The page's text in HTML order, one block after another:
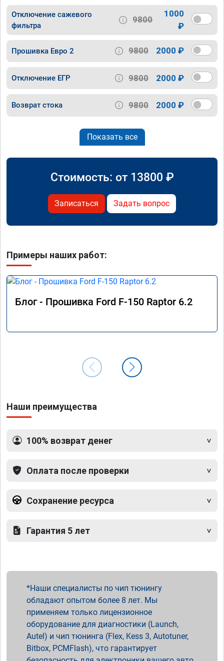
Отключение сажевого
фильтра
9800
1000
₽
Прошивка Евро 2 9800 2000 ₽
Отключение ЕГР 9800 2000 ₽
Возврат стока 9800 2000 ₽
Показать все
Стоимость: от 13800 ₽
Записаться Задать вопрос
Примеры наших работ:
Блог - Прошивка Ford F-150 Raptor 6.2
Наши преимущества
100% возврат денег
Оплата после проверки
Сохранение ресурса
Гарантия 5 лет
Наши специалисты по чип тюнингу
обладают опытом более 8 лет. Мы
применяем только лицензионное
оборудование для диагностики (Launch,
Autel) и чип тюнинга (Flex, Kess 3, Autotuner,
Bitbox, PCMFlash), что гарантирует